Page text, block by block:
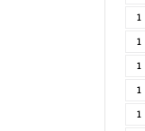
1
1
1
1
1